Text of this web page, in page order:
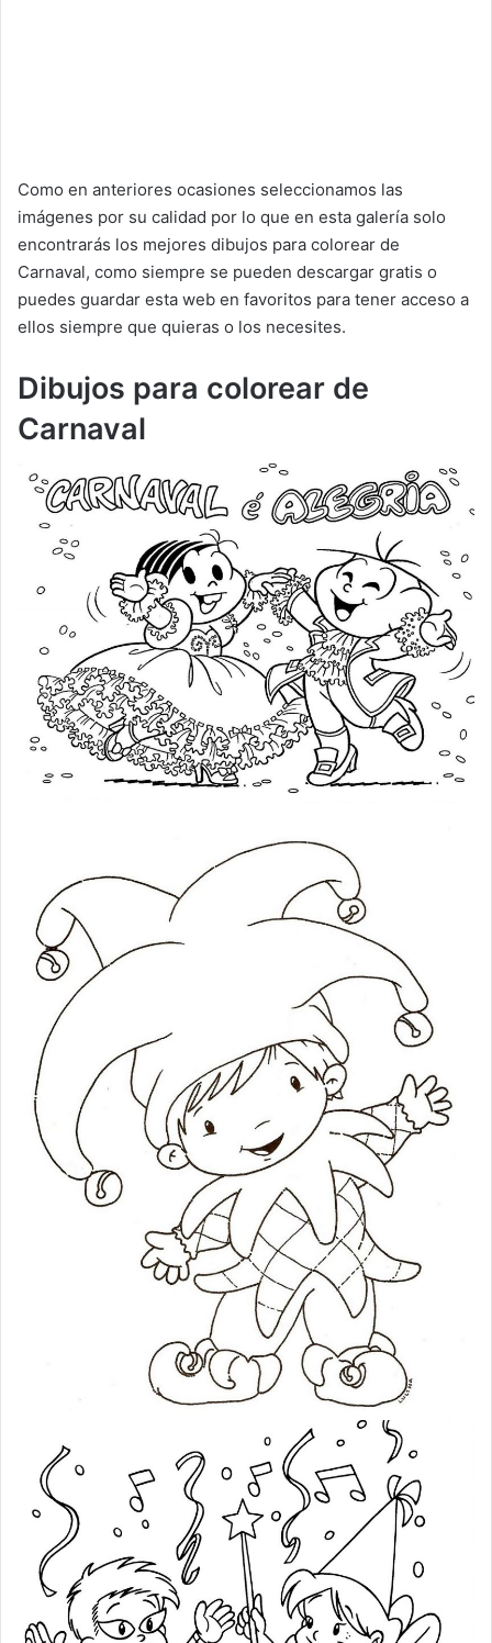
Como en anteriores ocasiones seleccionamos las
imágenes por su calidad por lo que en esta galería solo
encontrarás los mejores dibujos para colorear de
Carnaval, como siempre se pueden descargar gratis o
puedes guardar esta web en favoritos para tener acceso a
ellos siempre que quieras o los necesites.
Dibujos para colorear de
Carnaval